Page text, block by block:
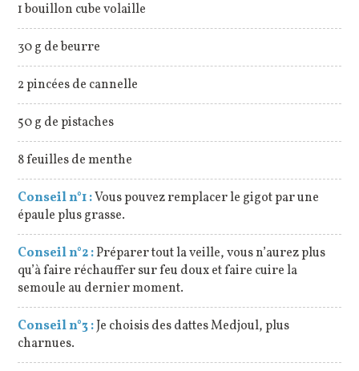
1 bouillon cube volaille
30 g de beurre
2 pincées de cannelle
50 g de pistaches
8 feuilles de menthe
Conseil n°1 :Vous pouvez remplacer le gigot par une
épaule plus grasse.
Conseil n°2 :Préparer tout la veille, vous n’aurez plus
qu’à faire réchauffer sur feu doux et faire cuire la
semoule au dernier moment.
Conseil n°3 :Je choisis des dattes Medjoul, plus
charnues.